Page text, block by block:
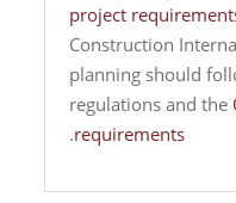
project
Construction
planning should
regulations and the
requirements
.